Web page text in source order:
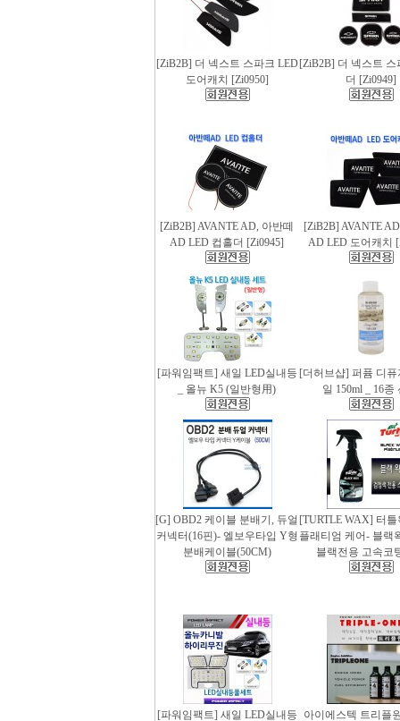
[ZiB2B] 더 넥스트 스파크 LED
도어캐치 [Zi0950]
[ZiB2B] 더 넥스트 스
더 [Zi0949]
[ZiB2B] AVANTE AD, 아반떼
AD LED 컵홀더 [Zi0945]
[ZiB2B] AVANTE
AD LED 도어캐치
[파워임팩트] 새일 LED실내등
_ 올뉴 K5 (일반형用)
[더허브샵] 퍼퓸 디
일 150ml _ 16종
[G] OBD2 케이블 분배기, 듀얼
커넥터(16핀)- 엘보우타입 Y형
분배케이블(50CM)
[TURTLE WAX] 터
플래티엄 케어- 블랙
블랙전용 고속코
[파워임팩트] 새일 LED실내등 아이에스텍 트리플